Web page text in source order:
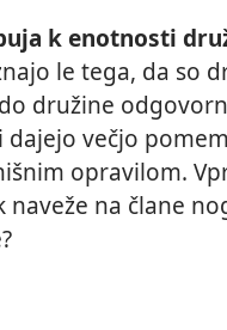
k enotnosti
le tega, da so
družine
večjo
opravilom.
na člane